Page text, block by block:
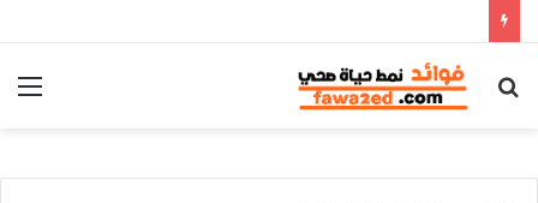
بحث